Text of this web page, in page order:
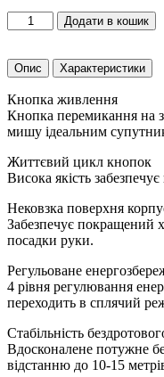
Миша
бездротова
FG30
Black/Blue
USB
quantity
Додати в кошик
Опис Характеристики
Кнопка живлення
Кнопка перемикання на
мишу ідеальним
Життєвий цикл кнопок
Висока якість
Нековзка поверхня
Забезпечує покращений
посадки руки.
Регульоване
4 рівня регулювання
переходить в сплячий
Стабільність
Вдосконалене потужне
відстанню до 10-15